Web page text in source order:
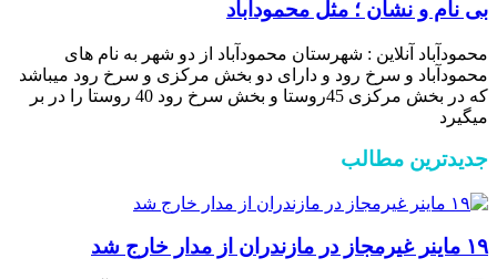
بی نام و نشان ؛ مثل محمودآباد
محمودآباد آنلاین : شهرستان محمودآباد از دو شهر به نام های
محمودآباد و ‌سرخ رود و دارای دو بخش مرکزی و سرخ رود میباشد
که در بخش مرکزی 45روستا و بخش سرخ رود 40 روستا را در بر
میگیرد
جدیدترین مطالب
۱۹ ماینر غیرمجاز در مازندران از مدار خارج شد